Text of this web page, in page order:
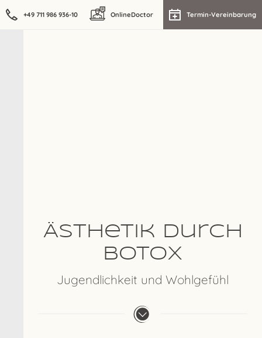
+49 711 986 936-10 OnlineDoctor Termin-Vereinbarung
Ästhetik durch
Botox
Jugendlichkeit und Wohlgefühl